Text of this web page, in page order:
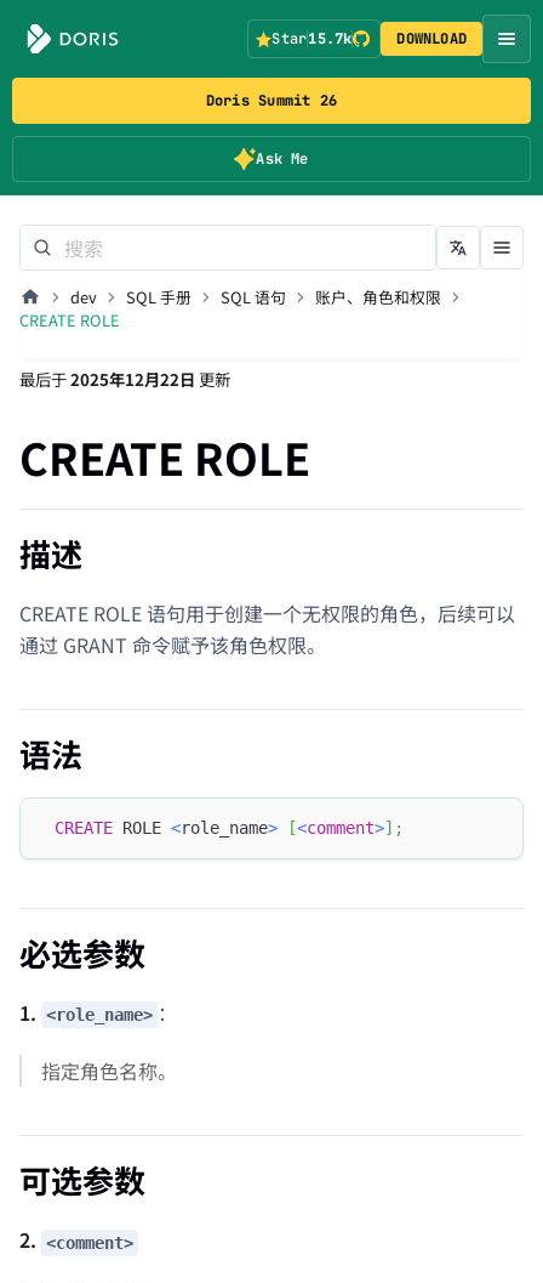
Doris Summit 26
Ask Me
Star15.7k DOWNLOAD
dev SQL 手册 SQL 语句
账户、角色和权限
CREATE ROLE
最后于2025年12月22日 更新
CREATE ROLE
描述
CREATE ROLE 语句用于创建一个无权限的角色，后续可以
通过 GRANT 命令赋予该角色权限。
语法
CREATE ROLE <role_name> [<comment>] ;
必选参数
1. <role_name> ：
指定角色名称。
可选参数
2. <comment>